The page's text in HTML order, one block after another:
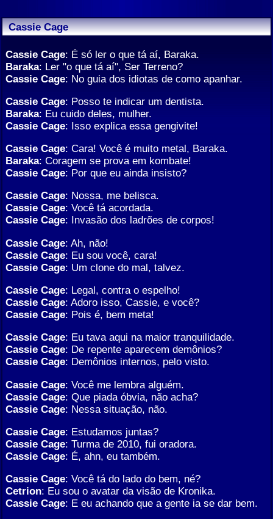
Cassie Cage
Cassie Cage: É só ler o que tá aí, Baraka.
Baraka: Ler "o que tá aí", Ser Terreno?
Cassie Cage: No guia dos idiotas de como apanhar.
Cassie Cage: Posso te indicar um dentista.
Baraka: Eu cuido deles, mulher.
Cassie Cage: Isso explica essa gengivite!
Cassie Cage: Cara! Você é muito metal, Baraka.
Baraka: Coragem se prova em kombate!
Cassie Cage: Por que eu ainda insisto?
Cassie Cage: Nossa, me belisca.
Cassie Cage: Você tá acordada.
Cassie Cage: Invasão dos ladrões de corpos!
Cassie Cage: Ah, não!
Cassie Cage: Eu sou você, cara!
Cassie Cage: Um clone do mal, talvez.
Cassie Cage: Legal, contra o espelho!
Cassie Cage: Adoro isso, Cassie, e você?
Cassie Cage: Pois é, bem meta!
Cassie Cage: Eu tava aqui na maior tranquilidade.
Cassie Cage: De repente aparecem demônios?
Cassie Cage: Demônios internos, pelo visto.
Cassie Cage: Você me lembra alguém.
Cassie Cage: Que piada óbvia, não acha?
Cassie Cage: Nessa situação, não.
Cassie Cage: Estudamos juntas?
Cassie Cage: Turma de 2010, fui oradora.
Cassie Cage: É, ahn, eu também.
Cassie Cage: Você tá do lado do bem, né?
Cetrion: Eu sou o avatar da visão de Kronika.
Cassie Cage: E eu achando que a gente ia se dar bem.